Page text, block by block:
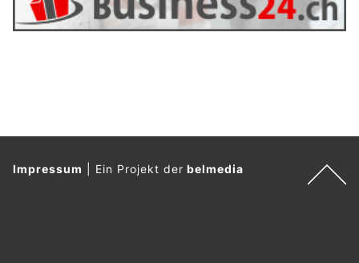
Impressum Ein Projekt derbelmedia